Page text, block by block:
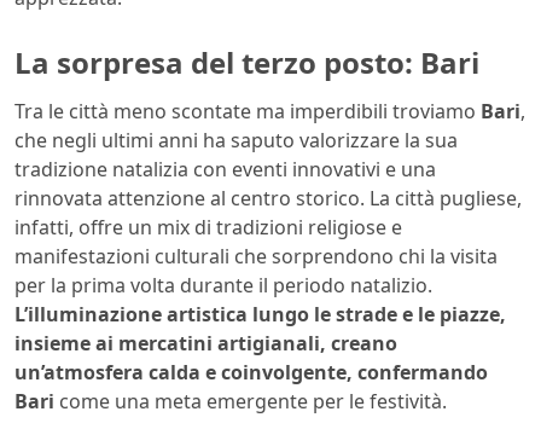
La sorpresa del terzo posto: Bari
Tra le città meno scontate ma imperdibili troviamo Bari,
che negli ultimi anni ha saputo valorizzare la sua
tradizione natalizia con eventi innovativi e una
rinnovata attenzione al centro storico. La città pugliese,
infatti, offre un mix di tradizioni religiose e
manifestazioni culturali che sorprendono chi la visita
per la prima volta durante il periodo natalizio.
L’illuminazione artistica lungo le strade e le piazze,
insieme ai mercatini artigianali, creano
un’atmosfera calda e coinvolgente, confermando
Bari come una meta emergente per le festività.